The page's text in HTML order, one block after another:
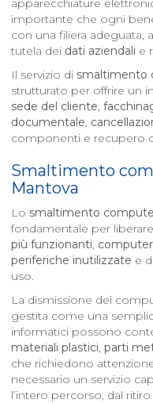
apparecchiature
importante che ogni
con una filiera adeguata,
tutela dei dati aziendali e
Il servizio di smaltimento
strutturato per offrire un
sede del cliente,
documentale,
componenti e recupero
Smaltimento
Mantova
Lo smaltimento
fondamentale per
più funzionanti,
periferiche inutilizzate e
uso.
La dismissione dei
gestita come una
informatici possono
materiali plastici, parti
che richiedono
necessario un servizio
l’intero percorso, dal